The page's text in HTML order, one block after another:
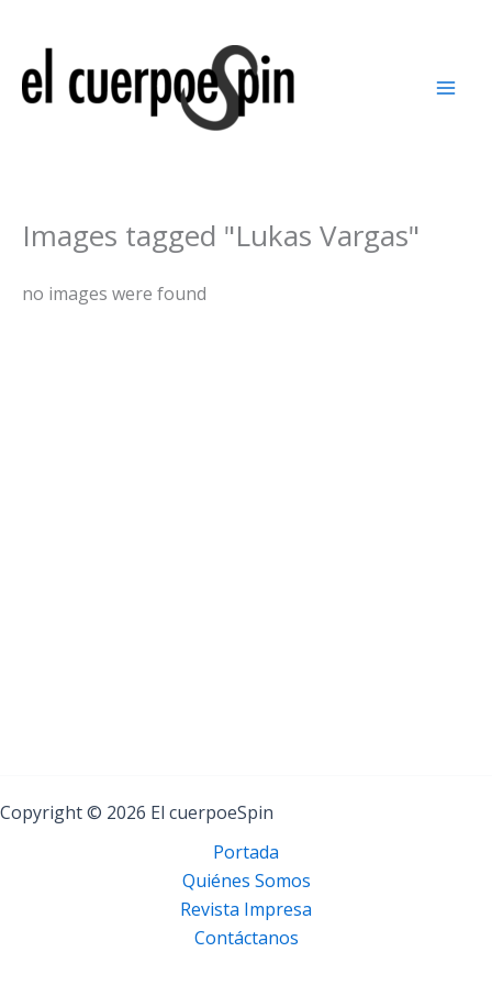
contenido
Images tagged "Lukas Vargas"
no images were found
Copyright © 2026 El cuerpoeSpin
Portada
Quiénes Somos
Revista Impresa
Contáctanos